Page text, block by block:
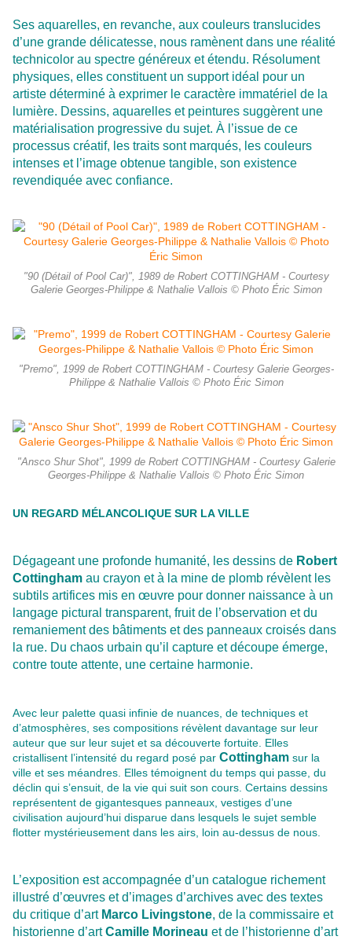
Ses aquarelles, en revanche, aux couleurs translucides
d’une grande délicatesse, nous ramènent dans une réalité
technicolor au spectre généreux et étendu. Résolument
physiques, elles constituent un support idéal pour un
artiste déterminé à exprimer le caractère immatériel de la
lumière. Dessins, aquarelles et peintures suggèrent une
matérialisation progressive du sujet. À l’issue de ce
processus créatif, les traits sont marqués, les couleurs
intenses et l’image obtenue tangible, son existence
revendiquée avec confiance.
"90 (Détail of Pool Car)", 1989 de Robert COTTINGHAM - Courtesy
Galerie Georges-Philippe & Nathalie Vallois © Photo Éric Simon
"Premo", 1999 de Robert COTTINGHAM - Courtesy Galerie Georges-
Philippe & Nathalie Vallois © Photo Éric Simon
"Ansco Shur Shot", 1999 de Robert COTTINGHAM - Courtesy Galerie
Georges-Philippe & Nathalie Vallois © Photo Éric Simon
UN REGARD MÉLANCOLIQUE SUR LA VILLE
Dégageant une profonde humanité, les dessins de Robert
Cottingham au crayon et à la mine de plomb révèlent les
subtils artifices mis en œuvre pour donner naissance à un
langage pictural transparent, fruit de l’observation et du
remaniement des bâtiments et des panneaux croisés dans
la rue. Du chaos urbain qu’il capture et découpe émerge,
contre toute attente, une certaine harmonie.
Avec leur palette quasi infinie de nuances, de techniques et
d’atmosphères, ses compositions révèlent davantage sur leur
auteur que sur leur sujet et sa découverte fortuite. Elles
cristallisent l’intensité du regard posé par Cottingham sur la
ville et ses méandres. Elles témoignent du temps qui passe, du
déclin qui s’ensuit, de la vie qui suit son cours. Certains dessins
représentent de gigantesques panneaux, vestiges d’une
civilisation aujourd’hui disparue dans lesquels le sujet semble
flotter mystérieusement dans les airs, loin au-dessus de nous.
L’exposition est accompagnée d’un catalogue richement
illustré d’œuvres et d’images d’archives avec des textes
du critique d’art Marco Livingstone, de la commissaire et
historienne d’artCamille Morineau et de l’historienne d’art